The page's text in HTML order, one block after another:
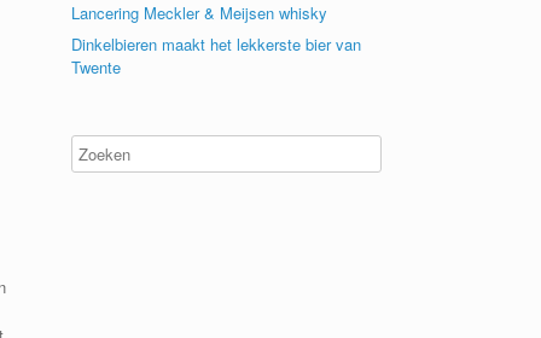
Lancering Meckler & Meijsen whisky
Dinkelbieren maakt het lekkerste bier van
Twente